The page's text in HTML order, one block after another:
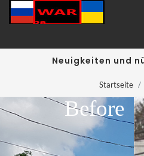
Neuigkeiten und
Startseite
Before